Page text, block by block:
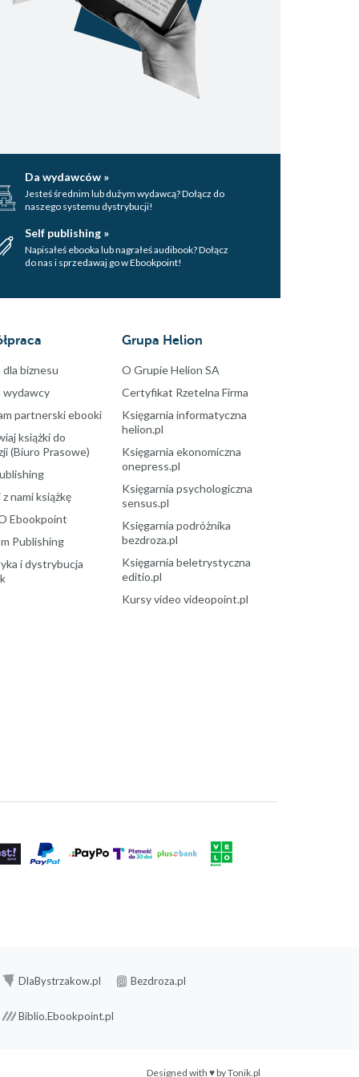
Da wydawców »
Jesteś średnim lub dużym wydawcą? Dołącz do
naszego systemu dystrybucji!
Self publishing »
Napisałeś ebooka lub nagrałeś audibook? Dołącz
do nas i sprzedawaj go w Ebookpoint!
biznesu
wydawcy
partnerski ebooki
książki do
(Biuro Prasowe)
nami książkę
Ebookpoint
Publishing
i dystrybucja
Grupa Helion
O Grupie Helion SA
Certyfikat Rzetelna Firma
Księgarnia informatyczna
helion.pl
Księgarnia ekonomiczna
onepress.pl
Księgarnia psychologiczna
sensus.pl
Księgarnia podróżnika
bezdroza.pl
Księgarnia beletrystyczna
editio.pl
Kursy video videopoint.pl
DlaBystrzakow.pl Bezdroza.pl
Biblio.Ebookpoint.pl
Designed with ♥ byTonik.pl